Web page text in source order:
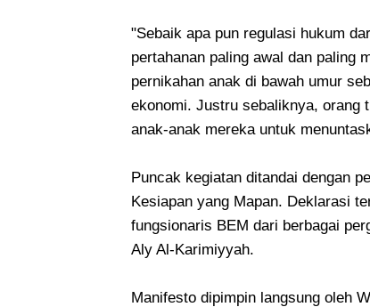
"Sebaik apa pun regulasi hukum
pertahanan paling awal dan paling
pernikahan anak di bawah umur
ekonomi. Justru sebaliknya, orang
anak-anak mereka untuk
Puncak kegiatan ditandai dengan
Kesiapan yang Mapan. Deklarasi
fungsionaris BEM dari berbagai
Aly Al-Karimiyyah.
Manifesto dipimpin langsung oleh